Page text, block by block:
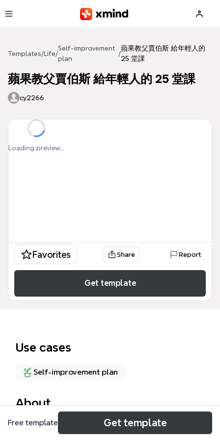
Templates/Life/
Self-improvement
plan
/
蘋果教父賈伯斯 給年輕人的
25 堂課
蘋果教父賈伯斯 給年輕人的 25 堂課
cy2266
Loading preview...
Favorites Share Report
Get template
Use cases
Self-improvement plan
About
這份「蘋果教父賈伯斯 給年輕人的 25 堂課」心智圖模
Free template Get template